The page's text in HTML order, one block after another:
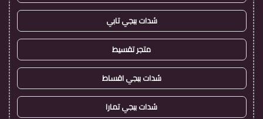
شدات ببجي تابي
متجر تقسيط
شدات ببجي اقساط
شدات ببجي تمارا